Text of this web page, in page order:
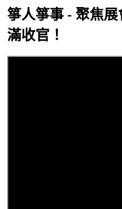
箏人箏事 - 聚焦
滿收官！